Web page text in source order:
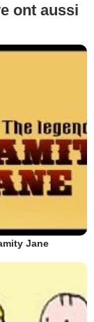
ont aussi
Jane